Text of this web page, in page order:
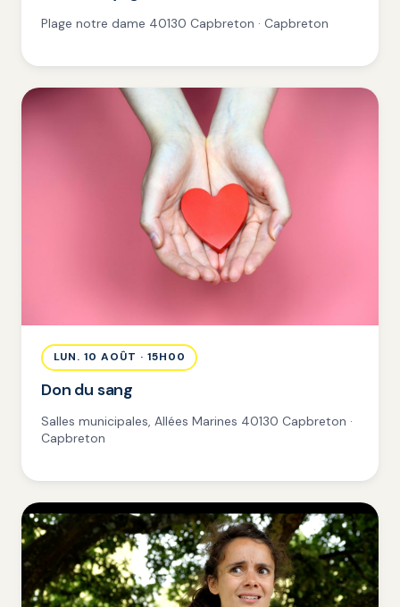
Plage notre dame 40130 Capbreton · Capbreton
LUN. 10 AOÛT · 15H00
Don du sang
Salles municipales, Allées Marines 40130 Capbreton ·
Capbreton